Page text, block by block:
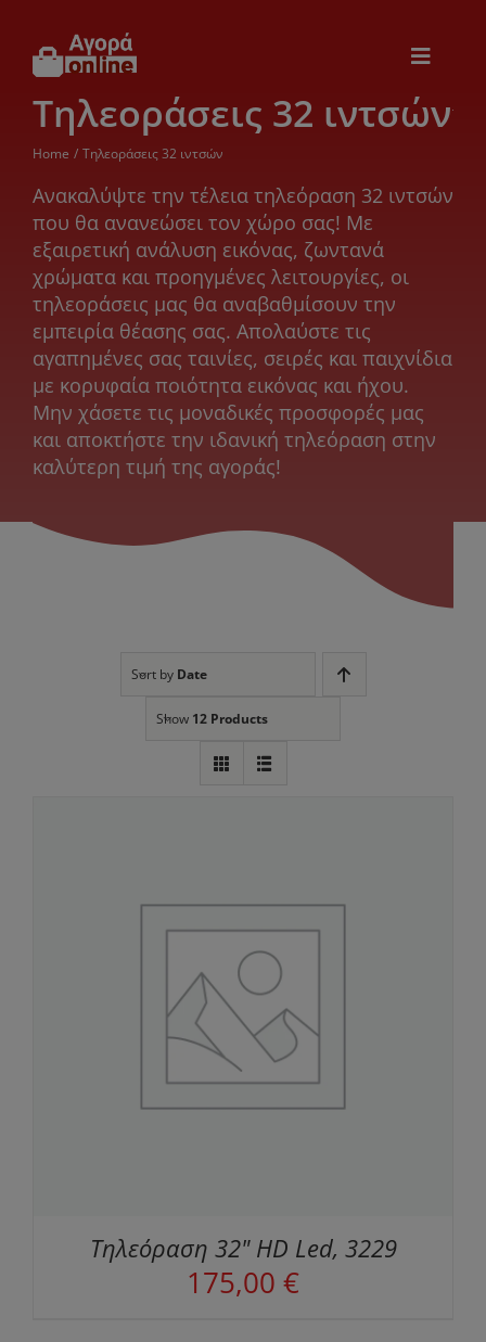
περιεχόμενο
Toggle
Εικόνα & Ήχος
Παιχνίδια
Θέρμανση – Ψύξη
Ηλεκτρονικά
Ξενοδοχεία
Τηλεοράσεις 32 ιντσών
Home Τηλεοράσεις 32 ιντσών
Ανακαλύψτε την τέλεια τηλεόραση 32 ιντσών
που θα ανανεώσει τον χώρο σας! Με
εξαιρετική ανάλυση εικόνας, ζωντανά
χρώματα και προηγμένες λειτουργίες, οι
τηλεοράσεις μας θα αναβαθμίσουν την
εμπειρία θέασης σας. Απολαύστε τις
αγαπημένες σας ταινίες, σειρές και παιχνίδια
με κορυφαία ποιότητα εικόνας και ήχου.
Μην χάσετε τις μοναδικές προσφορές μας
και αποκτήστε την ιδανική τηλεόραση στην
καλύτερη τιμή της αγοράς!
Sort by Date
Show 12 Products
Τηλεόραση 32" HD Led, 3229
175,00 €